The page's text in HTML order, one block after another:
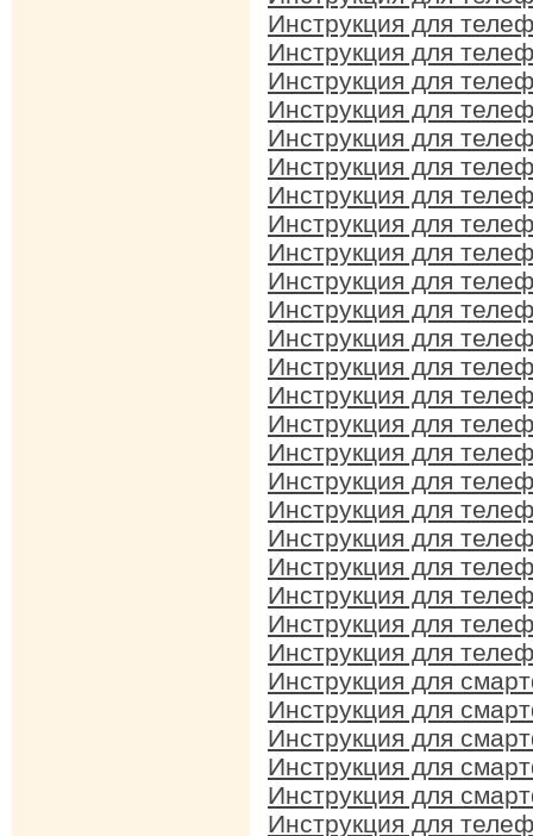
Инструкция для
Инструкция для
Инструкция для
Инструкция для
Инструкция для
Инструкция для
Инструкция для
Инструкция для
Инструкция для
Инструкция для
Инструкция для
Инструкция для
Инструкция для
Инструкция для
Инструкция для
Инструкция для
Инструкция для
Инструкция для
Инструкция для
Инструкция для
Инструкция для
Инструкция для
Инструкция для
Инструкция для
Инструкция для
Инструкция для
Инструкция для
Инструкция для
Инструкция для